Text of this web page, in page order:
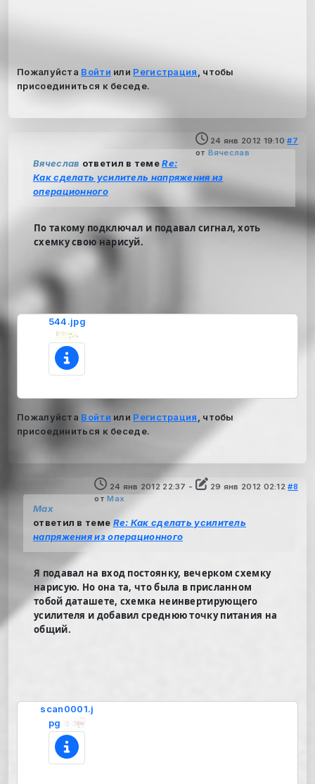
Пожалуйста Войти или Регистрация
, чтобы
присоединиться к беседе.
24 янв 2012 19:10 #7
от Вячеслав
Вячеслав ответил в темеRe:
Как сделать усилитель напряжения из
операционного
По такому подключал и подавал сигнал, хоть
схемку свою нарисуй.
544.jpg
Пожалуйста Войти или Регистрация
, чтобы
присоединиться к беседе.
24 янв 2012 22:37 - 29 янв 2012 02:12 #8
отMax
Max
ответил в теме Re: Как сделать усилитель
напряжения из операционного
Я подавал на вход постоянку, вечерком схемку
нарисую. Но она та, что была в присланном
тобой даташете, схемка неинвертирующего
усилителя и добавил среднюю точку питания на
общий.
scan0001.j
pg